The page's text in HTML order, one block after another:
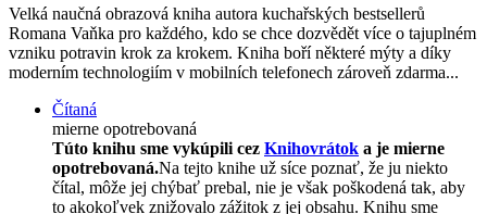
Velká naučná obrazová kniha autora kuchařských bestsellerů
Romana Vaňka pro každého, kdo se chce dozvědět více o tajuplném
vzniku potravin krok za krokem. Kniha boří některé mýty a díky
moderním technologiím v mobilních telefonech zároveň zdarma...
Čítaná
mierne opotrebovaná
Túto knihu sme vykúpili cez Knihovrátok a je mierne
opotrebovaná.Na tejto knihe už síce poznať, že ju niekto
čítal, môže jej chýbať prebal, nie je však poškodená tak, aby
to akokoľvek znižovalo zážitok z jej obsahu. Knihu sme